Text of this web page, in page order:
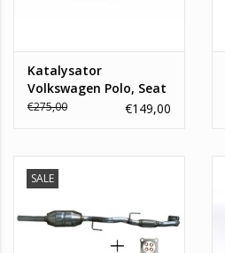
Katalysator
Volkswagen Polo, Seat
Cordoba, Ibiza, Skoda
€275,00 €149,00
SALE